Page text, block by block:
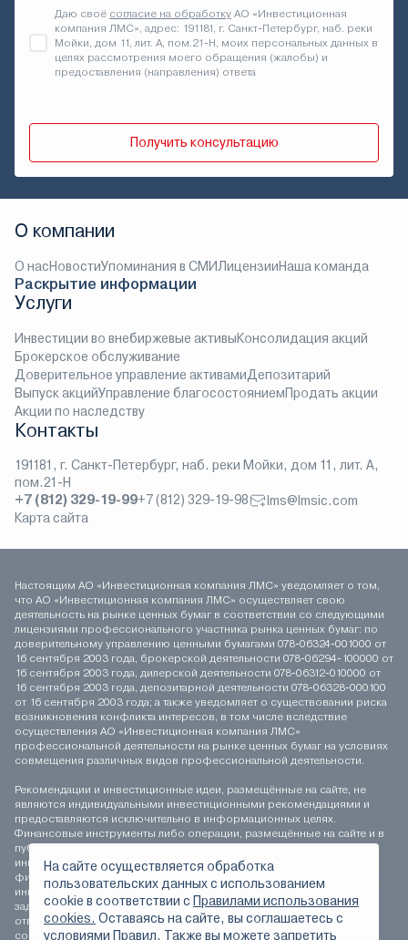
Даю своё согласие на обработку АО «Инвестиционная
компания ЛМС», адрес: 191181, г. Санкт-Петербург, наб. реки
Мойки, дом 11, лит. А, пом.21-Н, моих персональных данных в
целях рассмотрения моего обращения (жалобы) и
предоставления (направления) ответа
Получить консультацию
О компании
О насНовостиУпоминания в СМИЛицензииНаша команда
Раскрытие информации
Услуги
Инвестиции во внебиржевые активыКонсолидация акций
Брокерское обслуживание
Доверительное управление активамиДепозитарий
Выпуск акцийУправление благосостояниемПродать акции
Акции по наследству
Контакты
191181, г. Санкт-Петербург, наб. реки Мойки, дом 11, лит. А,
пом.21-Н
+7 (812) 329-19-99+7 (812) 329-19-98
lms@lmsic.com
Карта сайта
Настоящим АО «Инвестиционная компания ЛМС» уведомляет о том,
что АО «Инвестиционная компания ЛМС» осуществляет свою
деятельность на рынке ценных бумаг в соответствии со следующими
лицензиями профессионального участника рынка ценных бумаг: по
доверительному управлению ценными бумагами 078-06324-001000 от
16 сентября 2003 года, брокерской деятельности 078-06294-100000 от
16 сентября 2003 года, дилерской деятельности 078-06312-010000 от
16 сентября 2003 года, депозитарной деятельности 078-06328-000100
от 16 сентября 2003 года; а также уведомляет о существовании риска
возникновения конфликта интересов, в том числе вследствие
осуществления АО «Инвестиционная компания ЛМС»
профессиональной деятельности на рынке ценных бумаг на условиях
совмещения различных видов профессиональной деятельности.
Рекомендации и инвестиционные идеи, размещённые на сайте, не
являются индивидуальными инвестиционными рекомендациями и
предоставляются исключительно в информационных целях.
Финансовые инструменты либо операции, размещённые на сайте и в
публикуемых материалах, могут не соответствовать вашему
инвестиционному профилю. Определение соответствия
финансового инструмента либо операции инвестиционным целям,
инвестиционному горизонту и толерантности к риску является
задачей инвестора. АО «Инвестиционная компания ЛМС» не несёт
ответственности за возможные убытки инвестора в случае
совершения операций, либо инвестирования в финансовые
На сайте осуществляется обработка
пользовательских данных с использованием
сookie в соответствии с Правилами использования
cookies. Оставаясь на сайте, вы соглашаетесь с
условиями Правил. Также вы можете запретить